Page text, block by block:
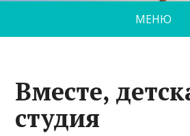
МЕНЮ
Вместе,
студия